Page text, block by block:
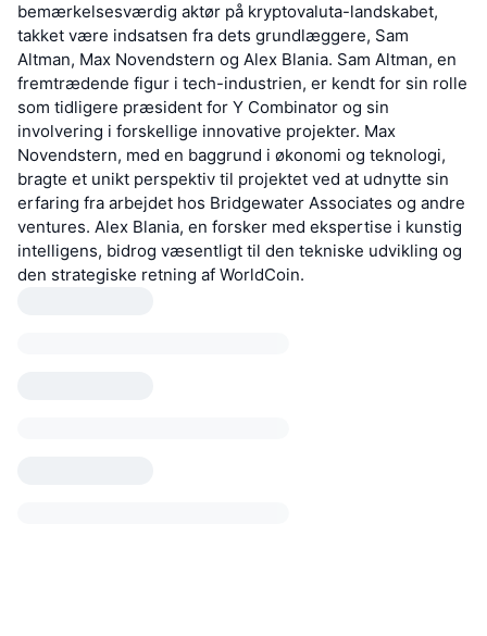
bemærkelsesværdig aktør på kryptovaluta-landskabet,
takket være indsatsen fra dets grundlæggere, Sam
Altman, Max Novendstern og Alex Blania. Sam Altman, en
fremtrædende figur i tech-industrien, er kendt for sin rolle
som tidligere præsident for Y Combinator og sin
involvering i forskellige innovative projekter. Max
Novendstern, med en baggrund i økonomi og teknologi,
bragte et unikt perspektiv til projektet ved at udnytte sin
erfaring fra arbejdet hos Bridgewater Associates og andre
ventures. Alex Blania, en forsker med ekspertise i kunstig
intelligens, bidrog væsentligt til den tekniske udvikling og
den strategiske retning af WorldCoin.